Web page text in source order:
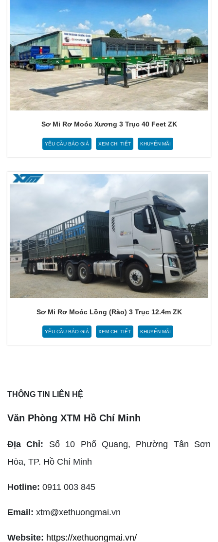
Sơ Mi Rơ Moóc Xương 3 Trục 40 Feet ZK
YÊU CẦU BÁO GIÁ XEM CHI TIẾT KHUYẾN MÃI
Sơ Mi Rơ Moóc Lồng (Rào) 3 Trục 12.4m ZK
YÊU CẦU BÁO GIÁ XEM CHI TIẾT KHUYẾN MÃI
THÔNG TIN LIÊN HỆ
Văn Phòng XTM Hồ Chí Minh
Địa Chỉ: Số 10 Phổ Quang, Phường Tân Sơn
Hòa, TP. Hồ Chí Minh
Hotline: 0911 003 845
Email: xtm@xethuongmai.vn
Website: https://xethuongmai.vn/